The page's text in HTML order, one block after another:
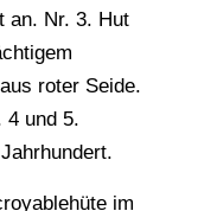
an. Nr. 3. Hut
roter Seide.
4 und 5.
im